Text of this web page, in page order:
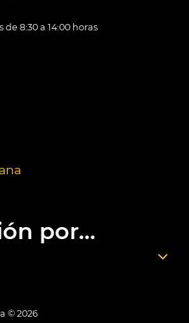
de 8:30 a 14:00 horas
por...
© 2026